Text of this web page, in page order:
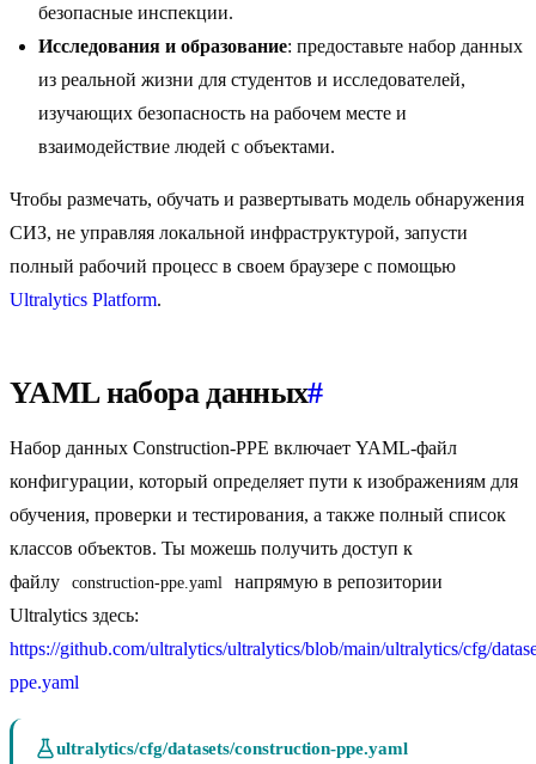
безопасные инспекции.
Исследования и образование: предоставьте набор данных
из реальной жизни для студентов и исследователей,
изучающих безопасность на рабочем месте и
взаимодействие людей с объектами.
Чтобы размечать, обучать и развертывать модель обнаружения
СИЗ, не управляя локальной инфраструктурой, запусти
полный рабочий процесс в своем браузере с помощью
Ultralytics Platform.
YAML набора данных#
Набор данных Construction-PPE включает YAML-файл
конфигурации, который определяет пути к изображениям для
обучения, проверки и тестирования, а также полный список
классов объектов. Ты можешь получить доступ к
файлу
construction-ppe.yaml
напрямую в репозитории
Ultralytics здесь:
https://github.com/ultralytics/ultralytics/blob/main/ultralytics/cfg/
ppe.yaml
ultralytics/cfg/datasets/construction-ppe.yaml